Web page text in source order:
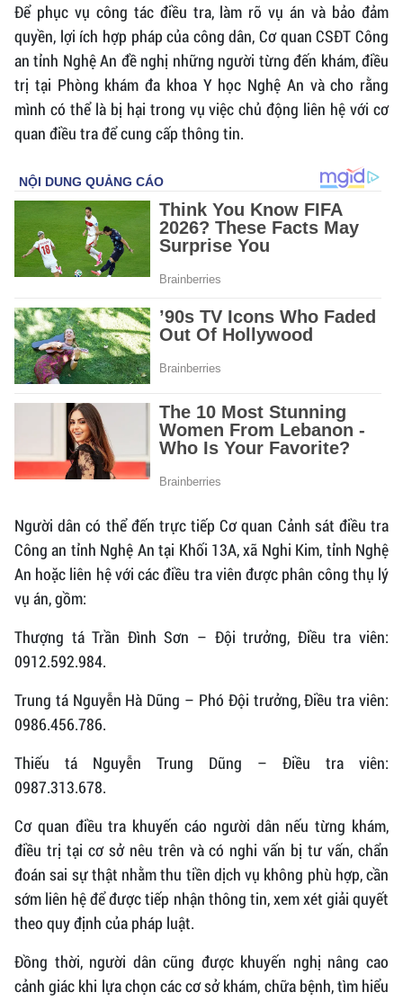
Để phục vụ công tác điều tra, làm rõ vụ án và bảo đảm
quyền, lợi ích hợp pháp của công dân, Cơ quan CSĐT Công
an tỉnh Nghệ An đề nghị những người từng đến khám, điều
trị tại Phòng khám đa khoa Y học Nghệ An và cho rằng
mình có thể là bị hại trong vụ việc chủ động liên hệ với cơ
quan điều tra để cung cấp thông tin.
Người dân có thể đến trực tiếp Cơ quan Cảnh sát điều tra
Công an tỉnh Nghệ An tại Khối 13A, xã Nghi Kim, tỉnh Nghệ
An hoặc liên hệ với các điều tra viên được phân công thụ lý
vụ án, gồm:
Thượng tá Trần Đình Sơn – Đội trưởng, Điều tra viên:
0912.592.984.
Trung tá Nguyễn Hà Dũng – Phó Đội trưởng, Điều tra viên:
0986.456.786.
Thiếu tá Nguyễn Trung Dũng – Điều tra viên:
0987.313.678.
Cơ quan điều tra khuyến cáo người dân nếu từng khám,
điều trị tại cơ sở nêu trên và có nghi vấn bị tư vấn, chẩn
đoán sai sự thật nhằm thu tiền dịch vụ không phù hợp, cần
sớm liên hệ để được tiếp nhận thông tin, xem xét giải quyết
theo quy định của pháp luật.
Đồng thời, người dân cũng được khuyến nghị nâng cao
cảnh giác khi lựa chọn các cơ sở khám, chữa bệnh, tìm hiểu